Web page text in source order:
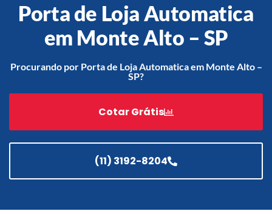
Acessórios
Automatização
Portão de Garagem de
Enrolar em Teresópolis – RJ
Aldeia – RJ
Portão de Garagem de
Enrolar em São João de
Portão de Garagem de
Porta de Loja Automatica
em Monte Alto – SP
Procurando por Porta de Loja Automatica em Monte Alto –
SP?
Cotar Grátis
(11) 3192-8204